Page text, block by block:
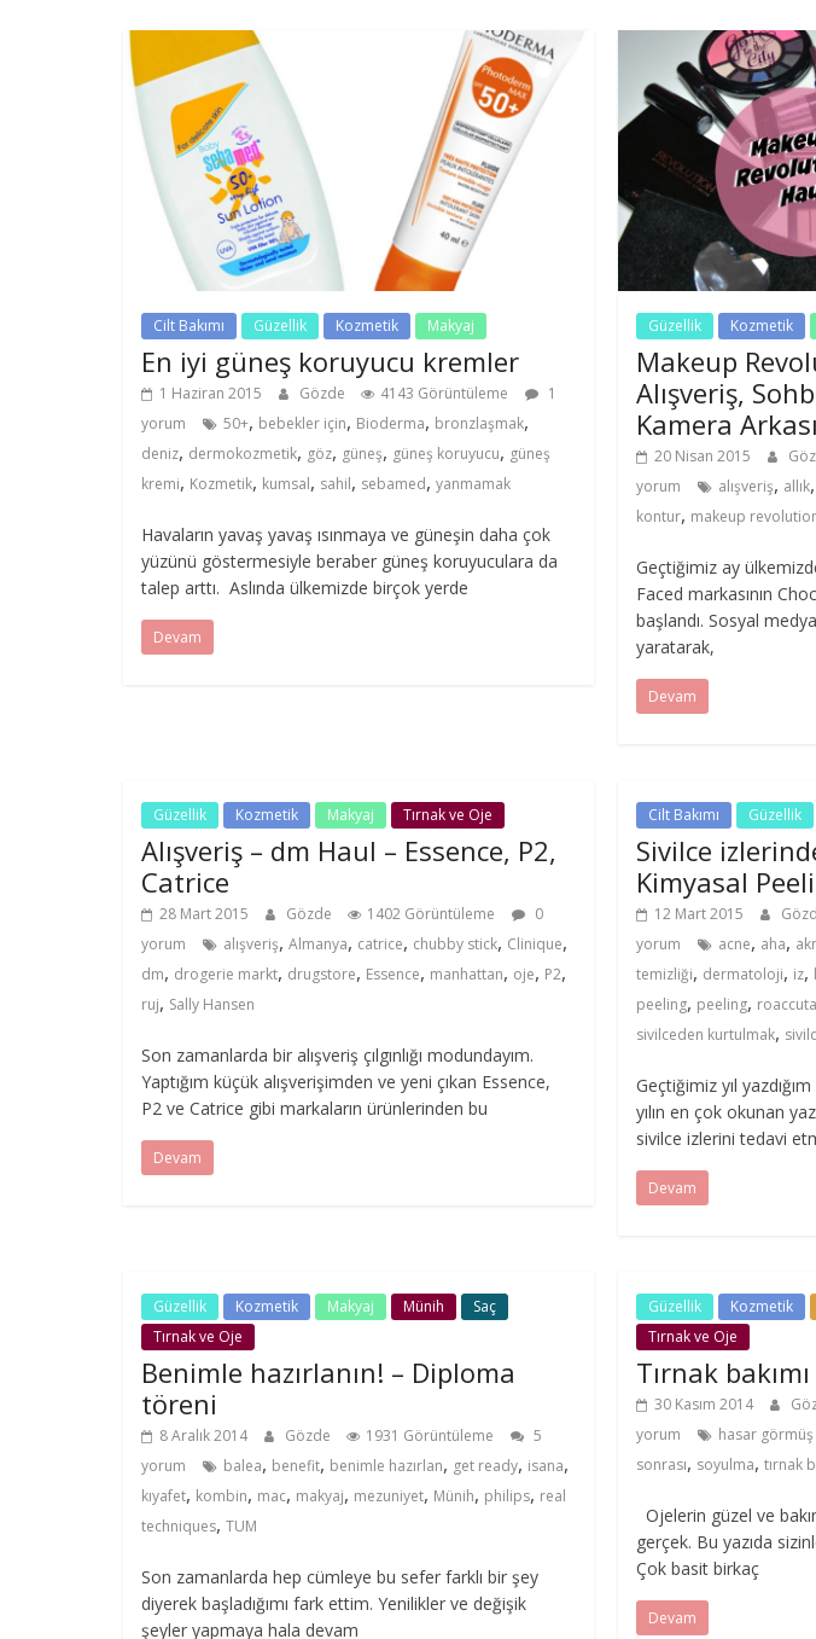
Cilt Bakımı Güzellik Kozmetik Makyaj
En iyi güneş koruyucu kremler
1 Haziran 2015 Gözde 4143 Görüntüleme
1
yorum
50+, bebekler için, Bioderma, bronzlaşmak,
deniz, dermokozmetik, göz, güneş, güneş koruyucu, güneş
kremi, Kozmetik, kumsal, sahil, sebamed, yanmamak
Havaların yavaş yavaş ısınmaya ve güneşin daha çok
yüzünü göstermesiyle beraber güneş koruyuculara da
talep arttı. Aslında ülkemizde birçok yerde
Devam
Güzellik Kozmetik
Makeup
Alışveriş,
Kamera Arkası
20 Nisan 2015
yorum
alışveriş, allık,
kontur, makeup
Geçtiğimiz ay
Faced markasının
başlandı. Sosyal
yaratarak,
Devam
Güzellik Kozmetik Makyaj Tırnak ve Oje
Alışveriş – dm Haul – Essence, P2,
Catrice
28 Mart 2015 Gözde 1402 Görüntüleme
0
yorum
alışveriş, Almanya, catrice, chubby stick, Clinique,
dm, drogerie markt, drugstore, Essence, manhattan, oje, P2,
ruj, Sally Hansen
Son zamanlarda bir alışveriş çılgınlığı modundayım.
Yaptığım küçük alışverişimden ve yeni çıkan Essence,
P2 ve Catrice gibi markaların ürünlerinden bu
Devam
Cilt Bakımı Güzellik
Sivilce
Kimyasal
12 Mart 2015
yorum
acne, aha,
temizliği, dermatoloji, iz,
peeling, peeling,
sivilceden kurtulmak,
Geçtiğimiz yıl
yılın en çok okunan
sivilce izlerini tedavi
Devam
Güzellik Kozmetik Makyaj Münih
Saç
Tırnak ve Oje
Benimle hazırlanın! – Diploma
töreni
8 Aralık 2014 Gözde 1931 Görüntüleme
5
yorum
balea, benefit, benimle hazırlan, get ready, isana,
kıyafet, kombin, mac, makyaj, mezuniyet, Münih, philips, real
techniques, TUM
Son zamanlarda hep cümleye bu sefer farklı bir şey
diyerek başladığımı fark ettim. Yenilikler ve değişik
şeyler yapmaya hala devam
Güzellik Kozmetik
Tırnak ve Oje
Tırnak
30 Kasım 2014
yorum
hasar görmüş
sonrası, soyulma,tırnak
Ojelerin güzel ve
gerçek. Bu yazıda
Çok basit birkaç
Devam